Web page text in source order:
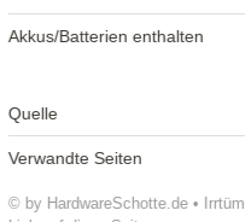
© by HardwareSchotte.de •
Akkus/Batterien enthalten
Quelle
Verwandte Seiten